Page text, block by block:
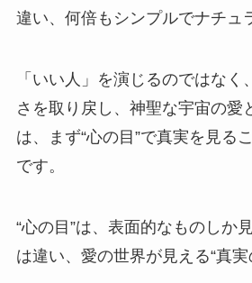
違い、何倍もシンプルでナチュ
「いい人」を演じるのではなく
さを取り戻し、神聖な宇宙の愛
は、まず“心の目”で真実を見る
です。
“心の目”は、表面的なものしか
は違い、愛の世界が見える“真実